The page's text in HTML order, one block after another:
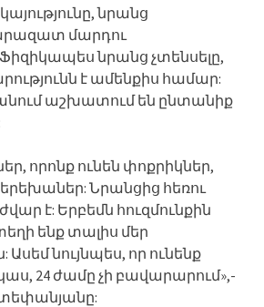
նրանց
մարդու
նրանց չտենսելը,
է ամենքիս համար:
աշխատում են ընտանիք
որոնք ունեն փոքրիկներ,
Նրանցից հեռու
է: Երբեմն հուզմունքին
ենք տալիս մեր
Ասեմ նույնպես, որ ունենք
24 ժամը չի բավարարում»,-